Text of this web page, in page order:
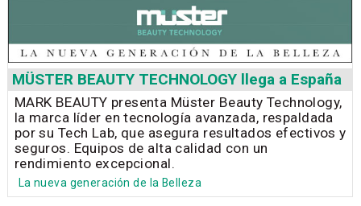
MÜSTER BEAUTY TECHNOLOGY llega a España
MARK BEAUTY presenta Müster Beauty Technology,
la marca líder en tecnología avanzada, respaldada
por su Tech Lab, que asegura resultados efectivos y
seguros. Equipos de alta calidad con un
rendimiento excepcional.
La nueva generación de la Belleza